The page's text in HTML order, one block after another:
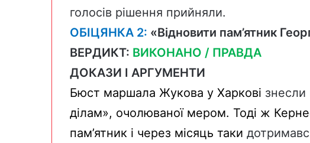
голосів рішення прийняли.
ОБІЦЯНКА 2: «Відновити пам’ятник
ВЕРДИКТ: ВИКОНАНО / ПРАВДА
ДОКАЗИ І АРГУМЕНТИ
Бюст маршала Жукова у Харкові знесли
ділам», очолюваної мером. Тоді ж
пам’ятник і через місяць таки